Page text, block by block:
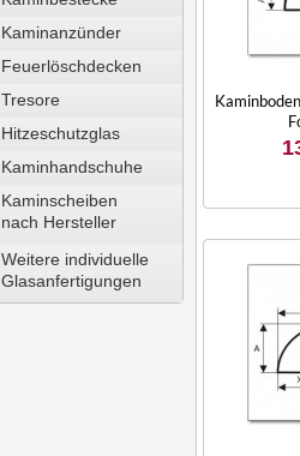
Kaminanzünder
Feuerlöschdecken
Tresore
Hitzeschutzglas
Kaminhandschuhe
Kaminscheiben
nach Hersteller
Weitere individuelle
Glasanfertigungen